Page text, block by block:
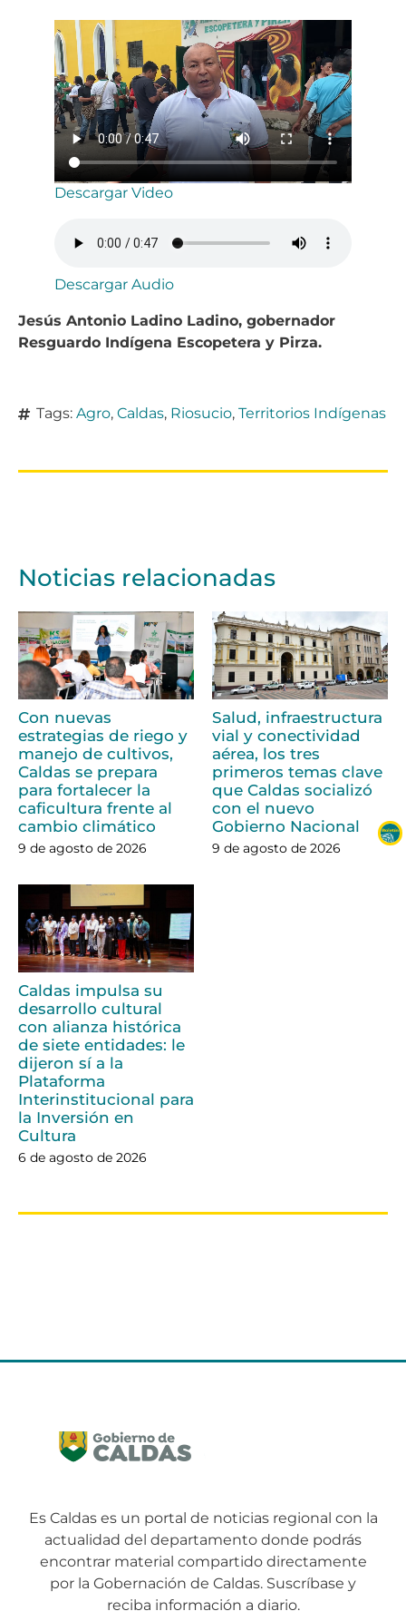
Descargar Video
Descargar Audio
Jesús Antonio Ladino Ladino, gobernador
Resguardo Indígena Escopetera y Pirza.
Tags: Agro, Caldas, Riosucio, Territorios Indígenas
Noticias relacionadas
Con nuevas
estrategias de riego y
manejo de cultivos,
Caldas se prepara
para fortalecer la
caficultura frente al
cambio climático
9 de agosto de 2026
Salud, infraestructura
vial y conectividad
aérea, los tres
primeros temas clave
que Caldas socializó
con el nuevo
Gobierno Nacional
9 de agosto de 2026
Caldas impulsa su
desarrollo cultural
con alianza histórica
de siete entidades: le
dijeron sí a la
Plataforma
Interinstitucional para
la Inversión en
Cultura
6 de agosto de 2026
Es Caldas es un portal de noticias regional con la
actualidad del departamento donde podrás
encontrar material compartido directamente
por la Gobernación de Caldas. Suscríbase y
reciba información a diario.